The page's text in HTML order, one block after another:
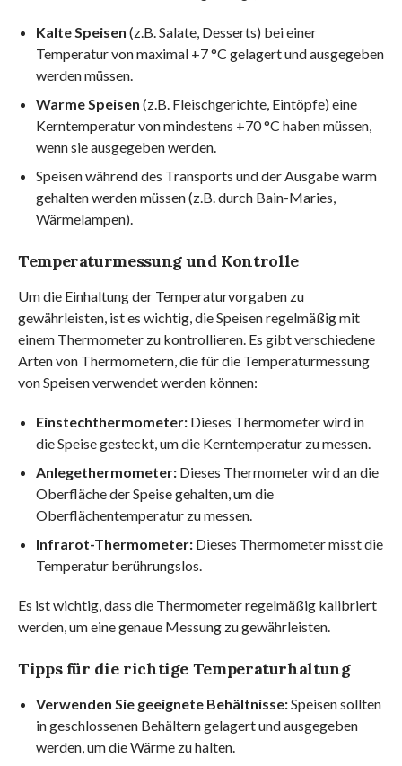
Kalte Speisen (z.B. Salate, Desserts) bei einer
Temperatur von maximal +7 °C gelagert und ausgegeben
werden müssen.
Warme Speisen (z.B. Fleischgerichte, Eintöpfe) eine
Kerntemperatur von mindestens +70 °C haben müssen,
wenn sie ausgegeben werden.
Speisen während des Transports und der Ausgabe warm
gehalten werden müssen (z.B. durch Bain-Maries,
Wärmelampen).
Temperaturmessung und Kontrolle
Um die Einhaltung der Temperaturvorgaben zu
gewährleisten, ist es wichtig, die Speisen regelmäßig mit
einem Thermometer zu kontrollieren. Es gibt verschiedene
Arten von Thermometern, die für die Temperaturmessung
von Speisen verwendet werden können:
Einstechthermometer: Dieses Thermometer wird in
die Speise gesteckt, um die Kerntemperatur zu messen.
Anlegethermometer: Dieses Thermometer wird an die
Oberfläche der Speise gehalten, um die
Oberflächentemperatur zu messen.
Infrarot-Thermometer: Dieses Thermometer misst die
Temperatur berührungslos.
Es ist wichtig, dass die Thermometer regelmäßig kalibriert
werden, um eine genaue Messung zu gewährleisten.
Tipps für die richtige Temperaturhaltung
Verwenden Sie geeignete Behältnisse:Speisen sollten
in geschlossenen Behältern gelagert und ausgegeben
werden, um die Wärme zu halten.